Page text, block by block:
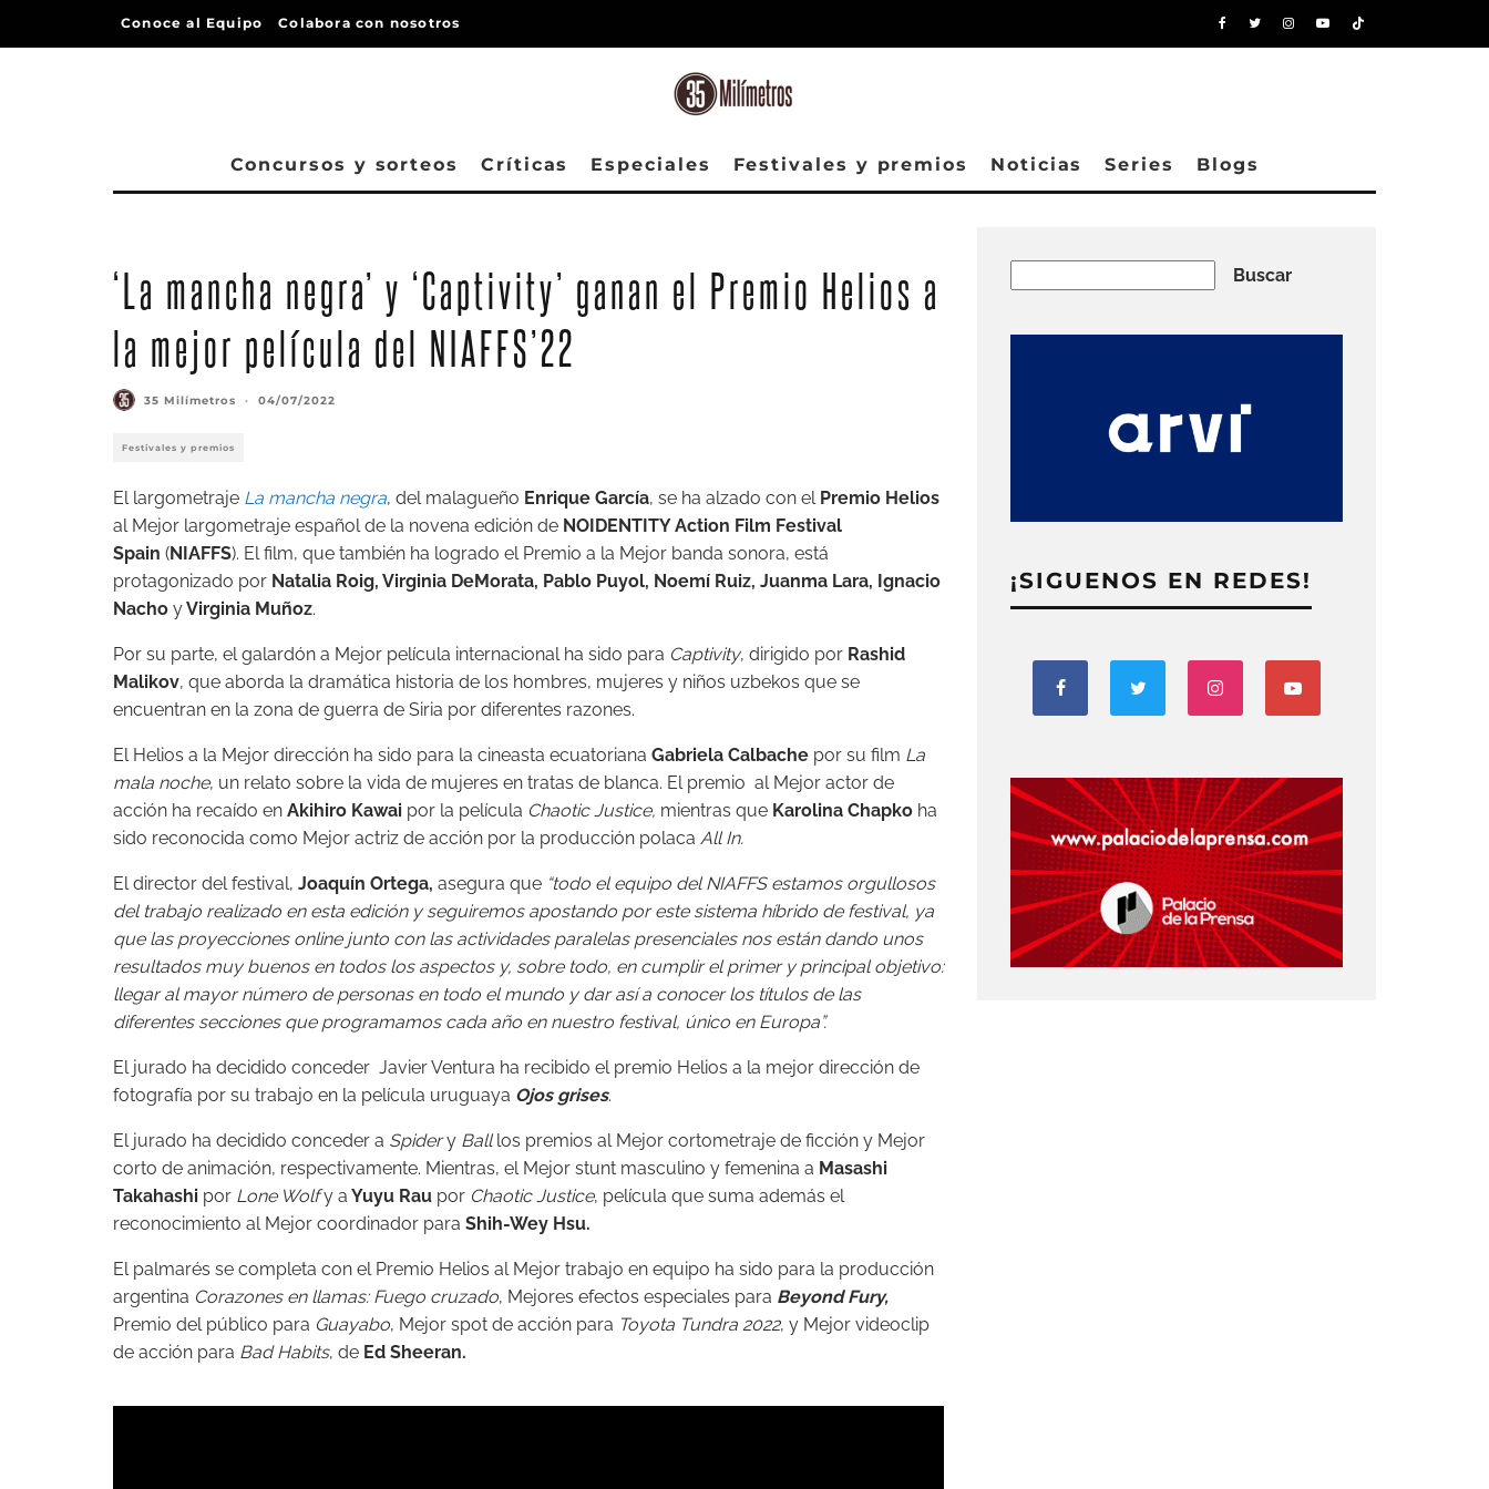
Conoce al Equipo Colabora con nosotros
Concursos y sorteos Críticas Especiales Festivales y premios Noticias Series Blogs
‘La mancha negra’ y ‘Captivity’ ganan el Premio Helios a
la mejor película del NIAFFS’22
35 Milímetros · 04/07/2022
Festivales y premios
El largometraje La mancha negra, del malagueño Enrique García, se ha alzado con el Premio Helios
al Mejor largometraje español de la novena edición de NOIDENTITY Action Film Festival
Spain (NIAFFS). El film, que también ha logrado el Premio a la Mejor banda sonora, está
protagonizado por Natalia Roig, Virginia DeMorata, Pablo Puyol, Noemí Ruiz, Juanma Lara, Ignacio
Nacho yVirginia Muñoz.
Por su parte, el galardón a Mejor película internacional ha sido para Captivity, dirigido por Rashid
Malikov, que aborda la dramática historia de los hombres, mujeres y niños uzbekos que se
encuentran en la zona de guerra de Siria por diferentes razones.
El Helios a la Mejor dirección ha sido para la cineasta ecuatoriana Gabriela Calbache por su film La
mala noche, un relato sobre la vida de mujeres en tratas de blanca. El premio al Mejor actor de
acción ha recaído en Akihiro Kawai por la película Chaotic Justice, mientras que Karolina Chapko ha
sido reconocida como Mejor actriz de acción por la producción polaca All In.
El director del festival, Joaquín Ortega, asegura que “todo el equipo del NIAFFS estamos orgullosos
del trabajo realizado en esta edición y seguiremos apostando por este sistema híbrido de festival, ya
que las proyecciones online junto con las actividades paralelas presenciales nos están dando unos
resultados muy buenos en todos los aspectos y, sobre todo, en cumplir el primer y principal objetivo:
llegar al mayor número de personas en todo el mundo y dar así a conocer los títulos de las
diferentes secciones que programamos cada año en nuestro festival, único en Europa”.
El jurado ha decidido conceder Javier Ventura ha recibido el premio Helios a la mejor dirección de
fotografía por su trabajo en la película uruguaya Ojos grises.
El jurado ha decidido conceder a Spidery Balllos premios al Mejor cortometraje de ficción y Mejor
corto de animación, respectivamente. Mientras, el Mejor stunt masculino y femenina a Masashi
Takahashi por Lone Wolfy a Yuyu Rau por Chaotic Justice, película que suma además el
reconocimiento al Mejor coordinador para Shih-Wey Hsu.
El palmarés se completa con el Premio Helios al Mejor trabajo en equipo ha sido para la producción
argentina Corazones en llamas: Fuego cruzado, Mejores efectos especiales para Beyond Fury,
Premio del público para Guayabo, Mejor spot de acción para Toyota Tundra 2022, y Mejor videoclip
de acción para Bad Habits, de Ed Sheeran.
Buscar
¡SIGUENOS EN REDES!